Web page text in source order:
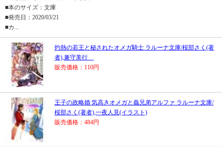
■本のサイズ：文庫
■発売日：2020/03/21
■カ...
灼熱の若王と秘されたオメガ騎士 ラルーナ文庫/桜部さく(著
者),兼守美行
販売価格：110円
王子の政略婚 気高きオメガと義兄弟アルファ ラルーナ文庫/
桜部さく(著者),一夜人見(イラスト)
販売価格：484円